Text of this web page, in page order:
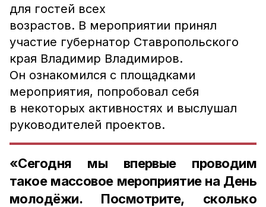
для гостей всех
возрастов. В мероприятии принял
участие губернатор Ставропольского
края Владимир Владимиров.
Он ознакомился с площадками
мероприятия, попробовал себя
в некоторых активностях и выслушал
руководителей проектов.
«Сегодня мы впервые проводим
такое массовое мероприятие на День
молодёжи. Посмотрите, сколько